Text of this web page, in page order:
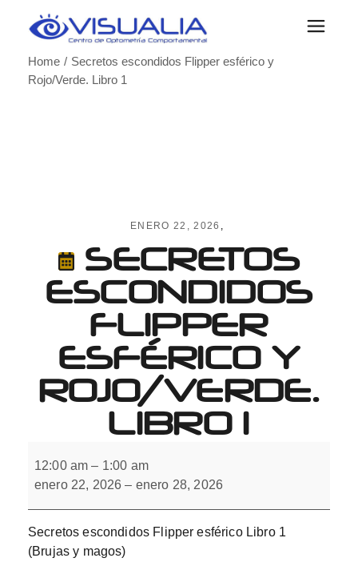
Home
Secretos escondidos Flipper esférico y
Rojo/Verde. Libro 1
ENERO 22, 2026
SECRETOS
ESCONDIDOS
FLIPPER
ESFÉRICO Y
ROJO/VERDE.
LIBRO 1
escondidos
Flipper
esférico
Rojo/Verde.
Libro
1
12:00 am – 1:00 am
enero 22, 2026 – enero 28, 2026
Secretos escondidos Flipper esférico Libro 1
(Brujas y magos)